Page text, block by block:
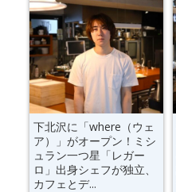
下北沢に「where（ウェ
ア）」がオープン！ミシ
ュラン一つ星「レガー
ロ」出身シェフが独立、
カフェとデ...